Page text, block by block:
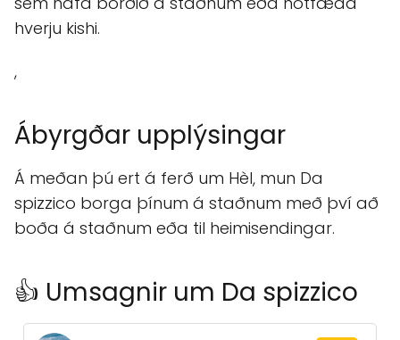
hverju kishi.
,
Ábyrgðar upplýsingar
Á meðan þú ert á ferð um Hèl, mun Da
spizzico borga þínum á staðnum með því að
boða á staðnum eða til heimisendingar.
👍 Umsagnir um Da spizzico